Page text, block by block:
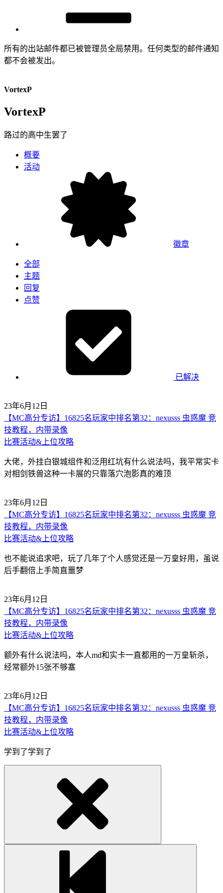
所有的出站邮件都已被管理员全局禁用。任何类型的邮件通知
都不会被发出。
VortexP
VortexP
路过的高中生罢了
概要
活动
徽章
全部
主题
回复
点赞
已解决
23年6月12日
【MC高分专访】16825名玩家中排名第32：nexusss 虫惑魔 竞
技教程，内带录像
比赛活动&上位攻略
大佬，外挂白银城组件和泛用红坑有什么说法吗，我平常实卡
对相剑铁兽这种一卡展的只靠落穴泡影真的难顶
23年6月12日
【MC高分专访】16825名玩家中排名第32：nexusss 虫惑魔 竞
技教程，内带录像
比赛活动&上位攻略
也不能说追求吧，玩了几年了个人感觉还是一万皇好用，虽说
后手翻倍上手简直噩梦
23年6月12日
【MC高分专访】16825名玩家中排名第32：nexusss 虫惑魔 竞
技教程，内带录像
比赛活动&上位攻略
额外有什么说法吗，本人md和实卡一直都用的一万皇斩杀，
经常额外15张不够塞
23年6月12日
【MC高分专访】16825名玩家中排名第32：nexusss 虫惑魔 竞
技教程，内带录像
比赛活动&上位攻略
学到了学到了